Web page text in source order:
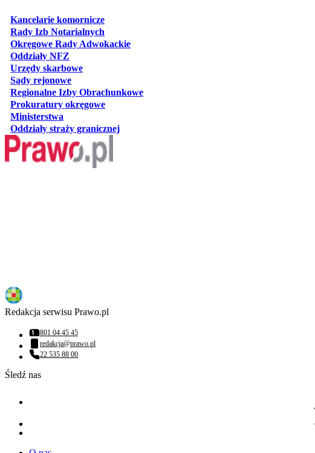
Kancelarie komorniczeotwiera się w nowej karcie
Rady Izb Notarialnych
Okręgowe Rady Adwokackieotwiera się w nowej karcie
Oddziały NFZ
Urzędy skarboweotwiera się w nowej karcie
Sądy rejonoweotwiera się w nowej karcie
Regionalne Izby Obrachunkoweotwiera się w nowej karcie
Prokuratury okręgoweotwiera się w nowej karcie
Ministerstwa
Oddziały straży granicznejotwiera się w nowej karcie
Redakcja serwisu Prawo.pl
Numer telefonu:
801 04 45 45
Adres email:
redakcja@prawo.pl
Numer telefonu:
22 535 88 00
Śledź nas